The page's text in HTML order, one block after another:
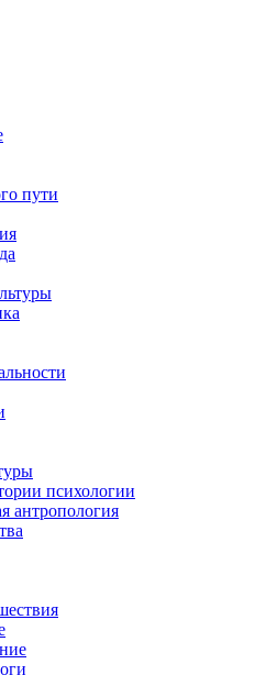
пути
психологии
антропология